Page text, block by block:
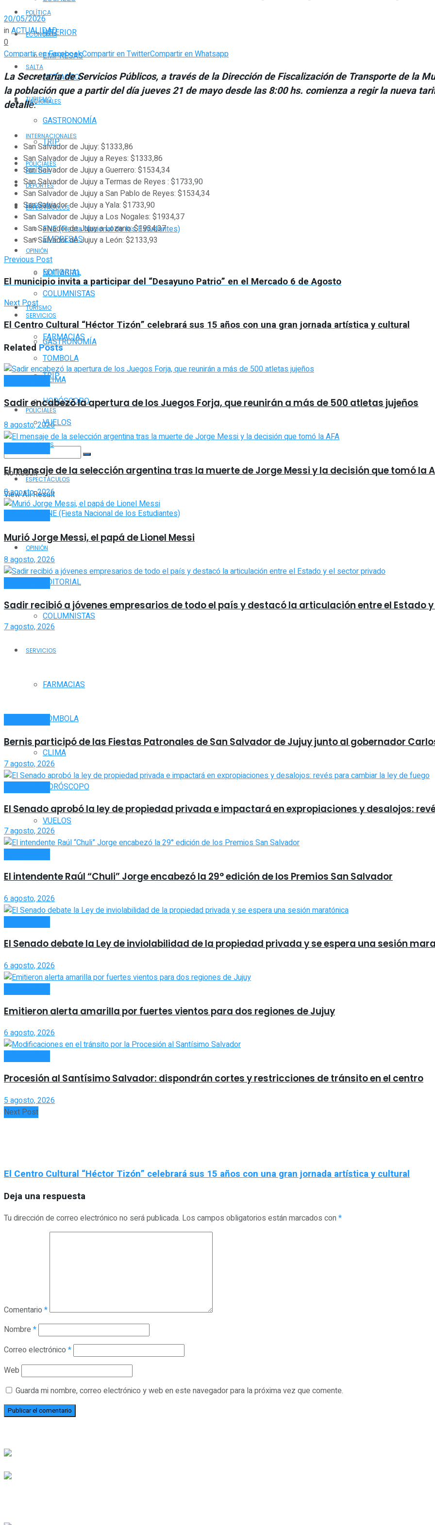
POLÍTICA
ECONOMÍA
EMPRESAS
NOTIAGRO
TURISMO
GASTRONOMÍA
TRIP
POLICIALES
DEPORTES
ESPECTÁCULOS
FNE (Fiesta Nacional de los Estudiantes)
OPINIÓN
EDITORIAL
COLUMNISTAS
SERVICIOS
FARMACIAS
TOMBOLA
CLIMA
HORÓSCOPO
VUELOS
No Result
View All Result
INTERIOR
SALTA
NACIONALES
INTERNACIONALES
POLÍTICA
ECONOMÍA
EMPRESAS
NOTIAGRO
TURISMO
GASTRONOMÍA
TRIP
POLICIALES
DEPORTES
ESPECTÁCULOS
FNE (Fiesta Nacional de los Estudiantes)
OPINIÓN
EDITORIAL
COLUMNISTAS
SERVICIOS
FARMACIAS
TOMBOLA
CLIMA
HORÓSCOPO
VUELOS
20/05/2026
inACTUALIDAD
0
Compartir en FacebookCompartir en TwitterCompartir en Whatsapp
La Secretaría de Servicios Públicos, a través de la Dirección de Fiscalización de Transporte de la
la población que a partir del día jueves 21 de mayo desde las 8:00 hs. comienza a regir la nueva
detalle:
San Salvador de Jujuy: $1333,86
San Salvador de Jujuy a Reyes: $1333,86
San Salvador de Jujuy a Guerrero: $1534,34
San Salvador de Jujuy a Termas de Reyes : $1733,90
San Salvador de Jujuy a San Pablo de Reyes: $1534,34
San Salvador de Jujuy a Yala: $1733,90
San Salvador de Jujuy a Los Nogales: $1934,37
San Salvador de Jujuy a Lozano: $1934,37
San Salvador de Jujuy a León: $2133,93
Previous Post
El municipio invita a participar del “Desayuno Patrio” en el Mercado 6 de Agosto
Next Post
El Centro Cultural “Héctor Tizón” celebrará sus 15 años con una gran jornada artística y cultural
RelatedPosts
Sadir encabezó la apertura de los Juegos Forja, que reunirán a más de 500 atletas jujeños
8 agosto, 2026
El mensaje de la selección argentina tras la muerte de Jorge Messi y la decisión que tomó la
8 agosto, 2026
Murió Jorge Messi, el papá de Lionel Messi
8 agosto, 2026
Sadir recibió a jóvenes empresarios de todo el país y destacó la articulación entre el Estado
7 agosto, 2026
Bernis participó de las Fiestas Patronales de San Salvador de Jujuy junto al gobernador
7 agosto, 2026
El Senado aprobó la ley de propiedad privada e impactará en expropiaciones y desalojos:
7 agosto, 2026
El intendente Raúl “Chuli” Jorge encabezó la 29° edición de los Premios San Salvador
6 agosto, 2026
El Senado debate la Ley de inviolabilidad de la propiedad privada y se espera una sesión
6 agosto, 2026
Emitieron alerta amarilla por fuertes vientos para dos regiones de Jujuy
6 agosto, 2026
Procesión al Santísimo Salvador: dispondrán cortes y restricciones de tránsito en el centro
5 agosto, 2026
Next Post
El Centro Cultural “Héctor Tizón” celebrará sus 15 años con una gran jornada artística y cultural
Deja una respuesta
Tu dirección de correo electrónico no será publicada. Los campos obligatorios están marcados con*
Comentario *
Nombre *
Correo electrónico *
Web
Guarda mi nombre, correo electrónico y web en este navegador para la próxima vez que comente.